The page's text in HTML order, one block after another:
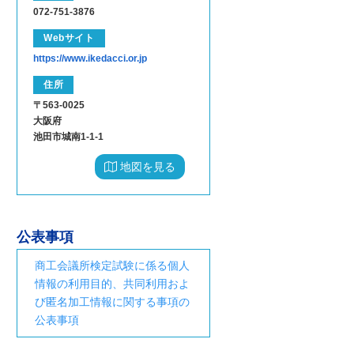
072-751-3876
Webサイト
https://www.ikedacci.or.jp
住所
〒563-0025
大阪府
池田市城南1-1-1
地図を見る
公表事項
商工会議所検定試験に係る個人
情報の利用目的、共同利用およ
び匿名加工情報に関する事項の
公表事項